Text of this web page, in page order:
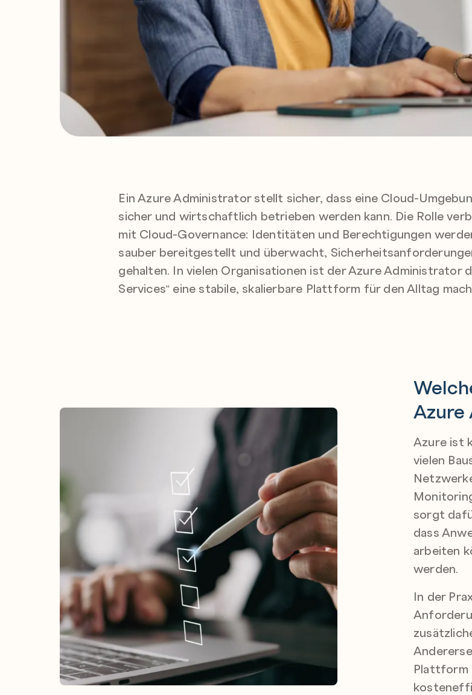
Ein Azure Administrator stellt sicher, dass eine Cloud-
sicher und wirtschaftlich betrieben werden kann. Die Rolle
mit Cloud-Governance: Identitäten und Berechtigungen
sauber bereitgestellt und überwacht,
gehalten. In vielen Organisationen ist der Azure Administrator
Services“ eine stabile, skalierbare Plattform für den Alltag
Azure ist
vielen
sorgt
dass
arbeiten
werden.
In der
Plattform